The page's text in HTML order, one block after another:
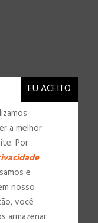
a melhor
Por
e
nosso
você
armazenar